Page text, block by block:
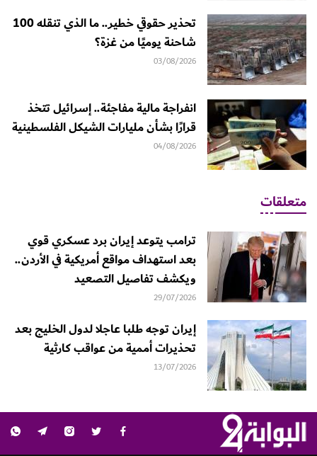
تحذير حقوقي خطير.. ما الذي تنقله 100
شاحنة يوميًا من غزة؟
03/08/2026
انفراجة مالية مفاجئة.. إسرائيل تتخذ
قرارًا بشأن مليارات الشيكل الفلسطينية
04/08/2026
متعلقات
ترامب يتوعد إيران برد عسكري قوي
بعد استهداف مواقع أمريكية في الأردن..
ويكشف تفاصيل التصعيد
29/07/2026
إيران توجه طلبا عاجلا لدول الخليج بعد
تحذيرات أممية من عواقب كارثية
13/07/2026